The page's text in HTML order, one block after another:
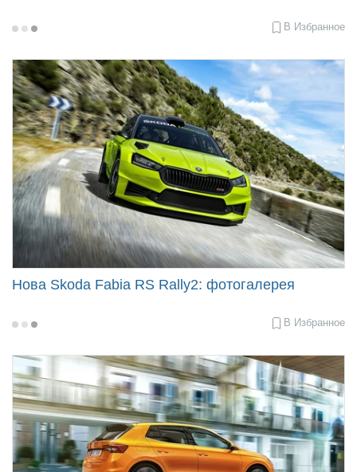
2022-
09:00
В Избранное
Нова Skoda Fabia RS Rally2: фотогалерея
2022-
11:05
В Избранное